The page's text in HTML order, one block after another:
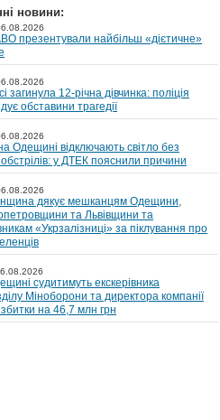
новини:
презентували найбільш «дієтичне»
загинула 12-річна дівчинка: поліція
обставини трагедії
Одещині відключають світло без
у ДТЕК пояснили причини
дякує мешканцям Одещини,
та Львівщини та
«Укрзалізниці» за піклування про
судитимуть екскерівника
Міноборони та директора компанії
на 46,7 млн грн